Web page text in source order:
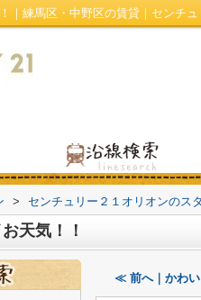
｜練馬区・中野区の賃貸｜センチ
> センチュリー２１オリオンのス
天気！！
≪ 前へ｜かわい